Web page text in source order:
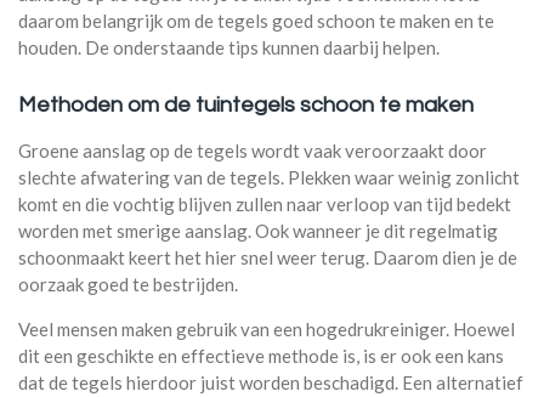
daarom belangrijk om de tegels goed schoon te maken en te
houden. De onderstaande tips kunnen daarbij helpen.
Methoden om de tuintegels schoon te maken
Groene aanslag op de tegels wordt vaak veroorzaakt door
slechte afwatering van de tegels. Plekken waar weinig zonlicht
komt en die vochtig blijven zullen naar verloop van tijd bedekt
worden met smerige aanslag. Ook wanneer je dit regelmatig
schoonmaakt keert het hier snel weer terug. Daarom dien je de
oorzaak goed te bestrijden.
Veel mensen maken gebruik van een hogedrukreiniger. Hoewel
dit een geschikte en effectieve methode is, is er ook een kans
dat de tegels hierdoor juist worden beschadigd. Een alternatief